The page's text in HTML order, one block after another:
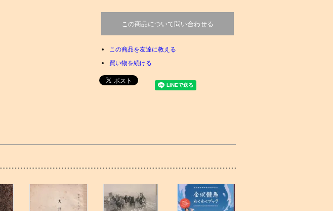
この商品について問い合わせる
この商品を友達に教える
買い物を続ける